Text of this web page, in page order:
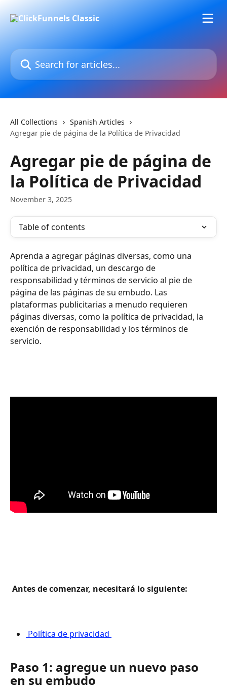
Search for articles...
All Collections
Spanish Articles
Agregar pie de página de la Política de Privacidad
Agregar pie de página de
la Política de Privacidad
November 3, 2025
Table of contents
Aprenda a agregar páginas diversas, como una
política de privacidad, un descargo de
responsabilidad y términos de servicio al pie de
página de las páginas de su embudo. Las
plataformas publicitarias a menudo requieren
páginas diversas, como la política de privacidad, la
exención de responsabilidad y los términos de
servicio.
Antes de comenzar, necesitará lo siguiente:
Política de privacidad
Paso 1: agregue un nuevo paso
en su embudo